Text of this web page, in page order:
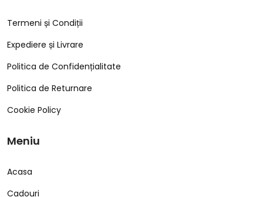
Termeni și Condiții
Expediere și Livrare
Politica de Confidențialitate
Politica de Returnare
Cookie Policy
Meniu
Acasa
Cadouri